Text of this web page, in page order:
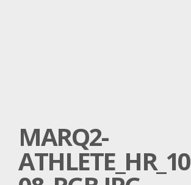
MARQ2-
ATHLETE_HR_10